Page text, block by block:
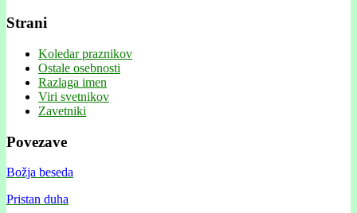
Strani
Koledar praznikov
Ostale osebnosti
Razlaga imen
Viri svetnikov
Zavetniki
Povezave
Božja beseda
Pristan duha